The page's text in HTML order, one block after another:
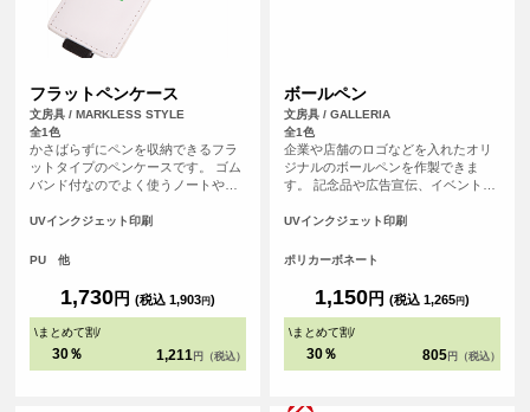
フラットペンケース
文房具 / MARKLESS STYLE
全1色
かさばらずにペンを収納できるフラ
ットタイプのペンケースです。 ゴム
バンド付なのでよく使うノートや手
ち歩かなくてもスマートに ペンを持
す。
UVインクジェット印刷
PU 他
1,730円 (税込 1,903円)
\まとめて割/
30％ 1,211 円（税込）
ボールペン
文房具 / GALLERIA
全1色
企業や店舗のロゴなどを入れたオリ
ジナルのボールペンを作製できま
す。 記念品や広告宣伝、イベントな
UVインクジェット印刷
ポリカーボネート
1,150円 (税込 1,265円)
\まとめて割/
30％ 805 円（税込）